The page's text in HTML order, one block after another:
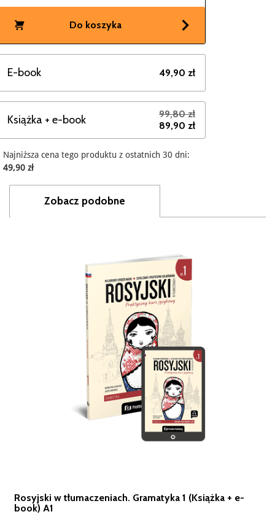
Do koszyka
E-book 49,90 zł
Książka + e-book
99,80 zł
89,90 zł
Najniższa cena tego produktu z ostatnich 30 dni:
49,90 zł
Zobacz podobne
Rosyjski w tłumaczeniach. Gramatyka 1 (Książka + e-
book) A1